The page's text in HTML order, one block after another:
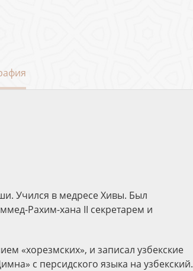
Учился в медресе Хивы. Был
Рахим-хана II секретарем и
«хорезмских», и записал узбекские
с персидского языка на узбекский.